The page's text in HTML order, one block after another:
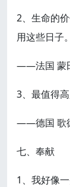
2、生命的
用这些日子。
——法国 蒙
3、最值得
——德国 歌
七、奉献
1、我好像